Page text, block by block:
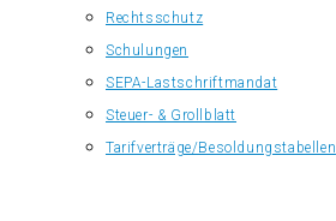
Rechtsschutz
Schulungen
SEPA-Lastschriftmandat
Steuer- & Grollblatt
Tarifverträge/Besoldungstabellen